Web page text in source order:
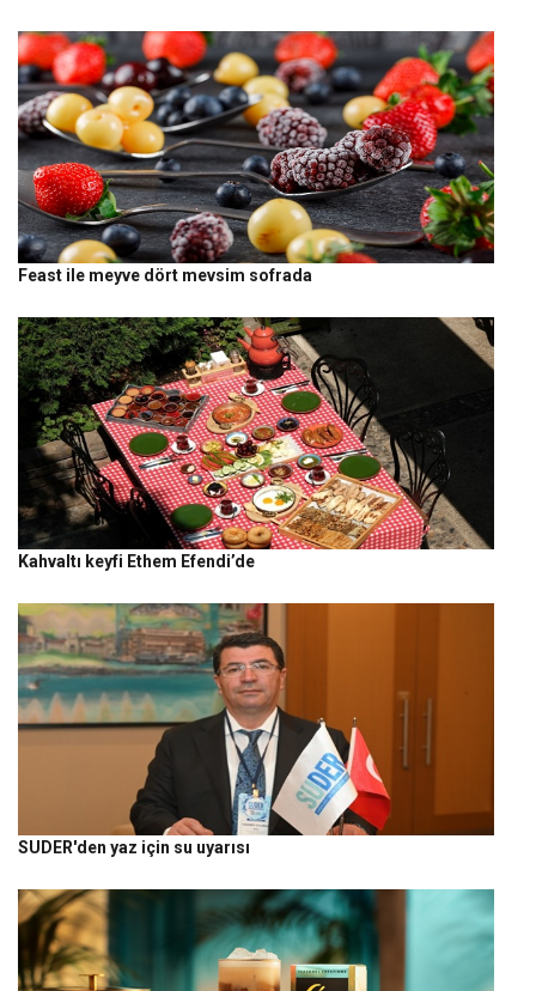
Feast ile meyve dört mevsim sofrada
Kahvaltı keyfi Ethem Efendi’de
SUDER'den yaz için su uyarısı